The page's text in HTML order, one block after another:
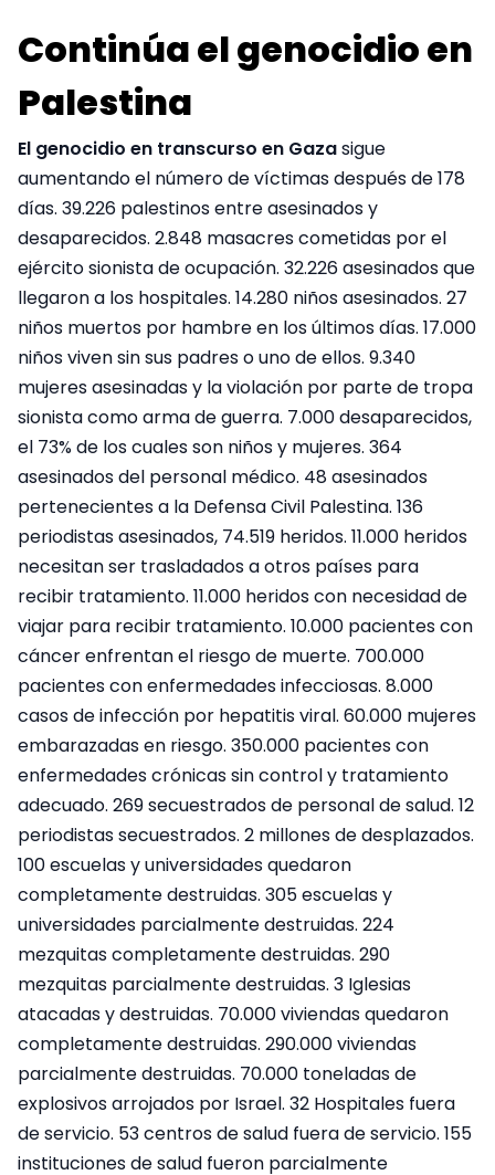
Continúa el genocidio en
Palestina
El genocidio en transcurso en Gazasigue
aumentando el número de víctimas después de 178
días. 39.226 palestinos entre asesinados y
desaparecidos. 2.848 masacres cometidas por el
ejército sionista de ocupación. 32.226 asesinados que
llegaron a los hospitales. 14.280 niños asesinados. 27
niños muertos por hambre en los últimos días. 17.000
niños viven sin sus padres o uno de ellos. 9.340
mujeres asesinadas y la violación por parte de tropa
sionista como arma de guerra. 7.000 desaparecidos,
el 73% de los cuales son niños y mujeres. 364
asesinados del personal médico. 48 asesinados
pertenecientes a la Defensa Civil Palestina. 136
periodistas asesinados, 74.519 heridos. 11.000 heridos
necesitan ser trasladados a otros países para
recibir tratamiento. 11.000 heridos con necesidad de
viajar para recibir tratamiento. 10.000 pacientes con
cáncer enfrentan el riesgo de muerte. 700.000
pacientes con enfermedades infecciosas. 8.000
casos de infección por hepatitis viral. 60.000 mujeres
embarazadas en riesgo. 350.000 pacientes con
enfermedades crónicas sin control y tratamiento
adecuado. 269 secuestrados de personal de salud. 12
periodistas secuestrados. 2 millones de desplazados.
100 escuelas y universidades quedaron
completamente destruidas. 305 escuelas y
universidades parcialmente destruidas. 224
mezquitas completamente destruidas. 290
mezquitas parcialmente destruidas. 3 Iglesias
atacadas y destruidas. 70.000 viviendas quedaron
completamente destruidas. 290.000 viviendas
parcialmente destruidas. 70.000 toneladas de
explosivos arrojados por Israel. 32 Hospitales fuera
de servicio. 53 centros de salud fuera de servicio. 155
instituciones de salud fueron parcialmente